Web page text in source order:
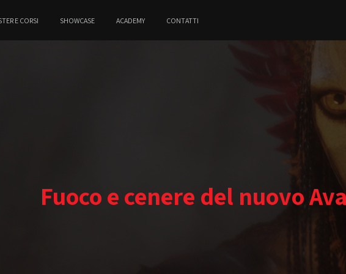
E CORSI SHOWCASE ACADEMY CONTATTI
Fuoco e cenere del nuovo